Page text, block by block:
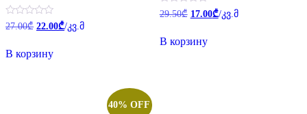
Оценка
0
5
27.00₾ Первоначальная
27.00₾.
22.00₾Текущая
цена:
/კვ.მ
В корзину
Оценка
0
5
29.50₾ Первоначальная
29.50₾.
17.00₾Текущая
цена:
/კვ.მ
В корзину
40% OFF